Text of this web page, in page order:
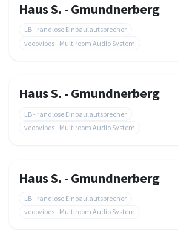
Haus S. - Gmundnerberg
LB - randlose Einbaulautsprecher
veoovibes - Multiroom Audio System
Haus S. - Gmundnerberg
LB - randlose Einbaulautsprecher
veoovibes - Multiroom Audio System
Haus S. - Gmundnerberg
LB - randlose Einbaulautsprecher
veoovibes - Multiroom Audio System